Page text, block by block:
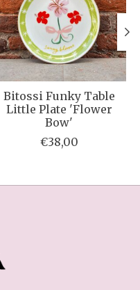
Bitossi Funky Table
Little Plate 'Flower
Bow'
€38,00